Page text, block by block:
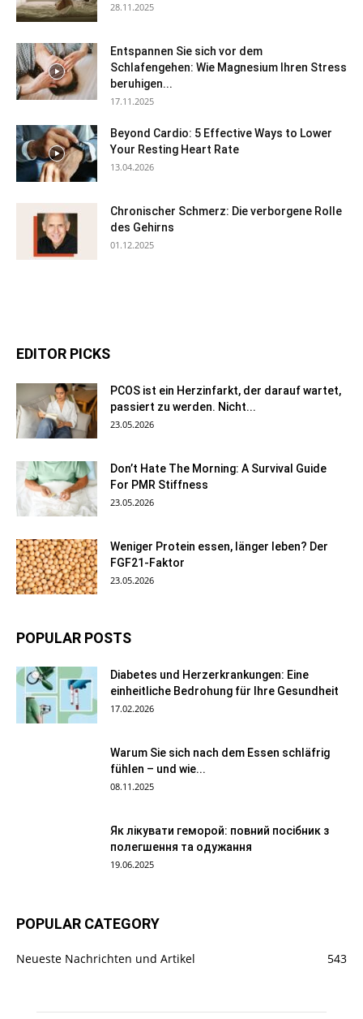
28.11.2025
Entspannen Sie sich vor dem
Schlafengehen: Wie Magnesium Ihren Stress
beruhigen...
17.11.2025
Beyond Cardio: 5 Effective Ways to Lower
Your Resting Heart Rate
13.04.2026
Chronischer Schmerz: Die verborgene Rolle
des Gehirns
01.12.2025
EDITOR PICKS
PCOS ist ein Herzinfarkt, der darauf wartet,
passiert zu werden. Nicht...
23.05.2026
Don’t Hate The Morning: A Survival Guide
For PMR Stiffness
23.05.2026
Weniger Protein essen, länger leben? Der
FGF21-Faktor
23.05.2026
POPULAR POSTS
Diabetes und Herzerkrankungen: Eine
einheitliche Bedrohung für Ihre Gesundheit
17.02.2026
Warum Sie sich nach dem Essen schläfrig
fühlen – und wie...
08.11.2025
Як лікувати геморой: повний посібник з
полегшення та одужання
19.06.2025
POPULAR CATEGORY
Neueste Nachrichten und Artikel 543